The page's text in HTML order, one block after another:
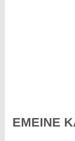
ΕΜΕΙΝΕ